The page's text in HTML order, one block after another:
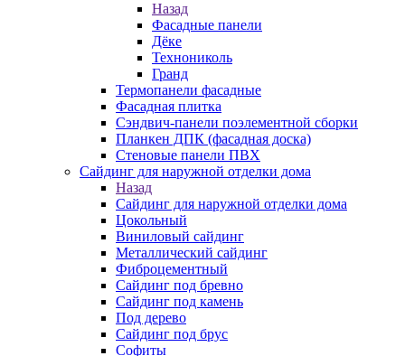
Назад
Фасадные панели
Дёке
Технониколь
Гранд
Термопанели фасадные
Фасадная плитка
Сэндвич-панели поэлементной сборки
Планкен ДПК (фасадная доска)
Стеновые панели ПВХ
Сайдинг для наружной отделки дома
Назад
Сайдинг для наружной отделки дома
Цокольный
Виниловый сайдинг
Металлический сайдинг
Фиброцементный
Сайдинг под бревно
Сайдинг под камень
Под дерево
Сайдинг под брус
Софиты